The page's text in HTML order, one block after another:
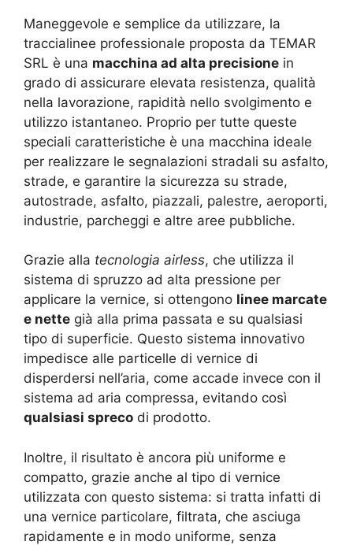
Maneggevole e semplice da utilizzare, la
traccialinee professionale proposta da TEMAR
SRL è una macchina ad alta precisione in
grado di assicurare elevata resistenza, qualità
nella lavorazione, rapidità nello svolgimento e
utilizzo istantaneo. Proprio per tutte queste
speciali caratteristiche è una macchina ideale
per realizzare le segnalazioni stradali su asfalto,
strade, e garantire la sicurezza su strade,
autostrade, asfalto, piazzali, palestre, aeroporti,
industrie, parcheggi e altre aree pubbliche.
Grazie alla tecnologia airless, che utilizza il
sistema di spruzzo ad alta pressione per
applicare la vernice, si ottengono linee marcate
e nette già alla prima passata e su qualsiasi
tipo di superficie. Questo sistema innovativo
impedisce alle particelle di vernice di
disperdersi nell’aria, come accade invece con il
sistema ad aria compressa, evitando così
qualsiasi spreco di prodotto.
Inoltre, il risultato è ancora più uniforme e
compatto, grazie anche al tipo di vernice
utilizzata con questo sistema: si tratta infatti di
una vernice particolare, filtrata, che asciuga
rapidamente e in modo uniforme, senza